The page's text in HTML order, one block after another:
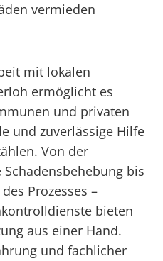
vermieden
mit lokalen
ermöglicht es
und privaten
und zuverlässige Hilfe
Von der
bis
Prozesses –
bieten
aus einer Hand.
und fachlicher